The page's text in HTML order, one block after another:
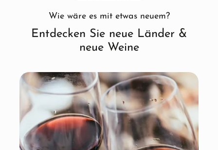
Wie wäre es mit etwas neuem?
Entdecken Sie neue Länder &
neue Weine